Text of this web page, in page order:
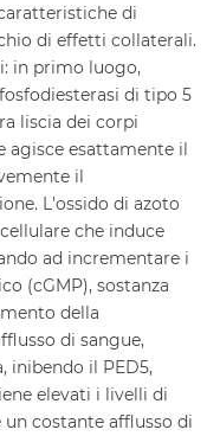
di
di effetti collaterali.
in primo luogo,
di tipo 5
liscia dei corpi
agisce esattamente il
il
L'ossido di azoto
che induce
ad incrementare i
(cGMP), sostanza
della
di sangue,
inibendo il PED5,
elevati i livelli di
un costante afflusso di